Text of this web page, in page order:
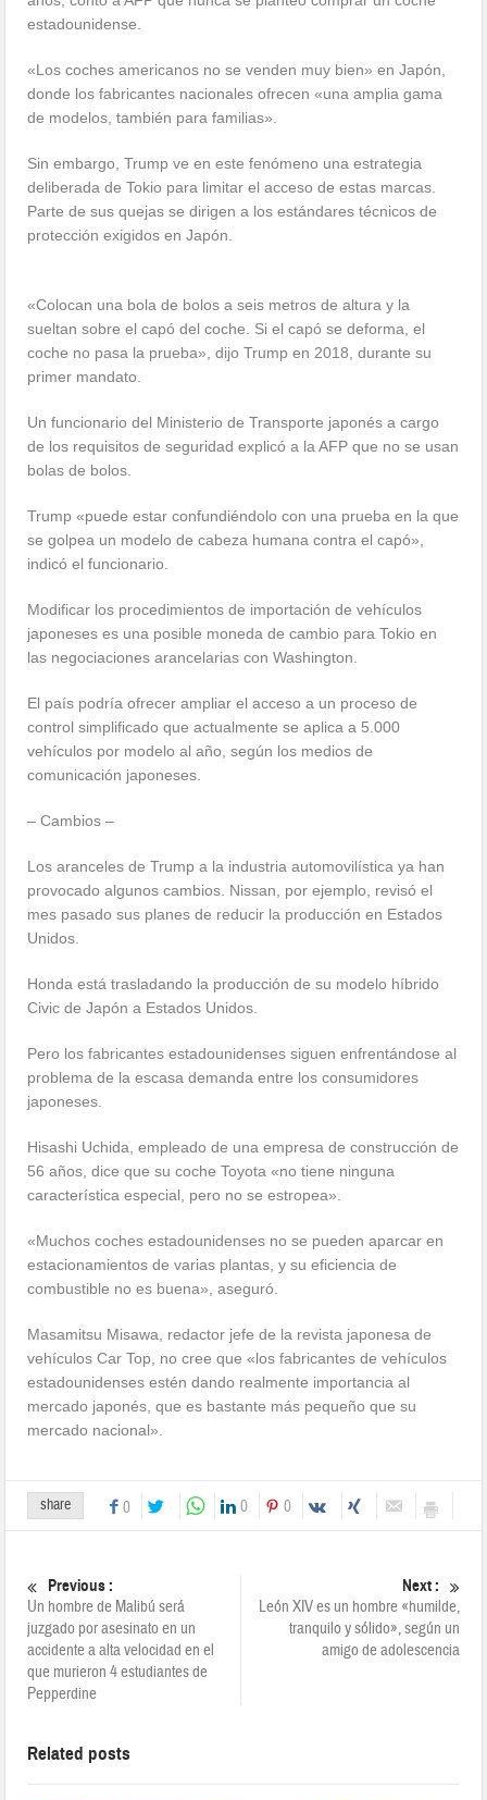
estadounidense.
«Los coches americanos no se venden muy bien» en Japón,
donde los fabricantes nacionales ofrecen «una amplia gama
de modelos, también para familias».
Sin embargo, Trump ve en este fenómeno una estrategia
deliberada de Tokio para limitar el acceso de estas marcas.
Parte de sus quejas se dirigen a los estándares técnicos de
protección exigidos en Japón.
«Colocan una bola de bolos a seis metros de altura y la
sueltan sobre el capó del coche. Si el capó se deforma, el
coche no pasa la prueba», dijo Trump en 2018, durante su
primer mandato.
Un funcionario del Ministerio de Transporte japonés a cargo
de los requisitos de seguridad explicó a la AFP que no se usan
bolas de bolos.
Trump «puede estar confundiéndolo con una prueba en la que
se golpea un modelo de cabeza humana contra el capó»,
indicó el funcionario.
Modificar los procedimientos de importación de vehículos
japoneses es una posible moneda de cambio para Tokio en
las negociaciones arancelarias con Washington.
El país podría ofrecer ampliar el acceso a un proceso de
control simplificado que actualmente se aplica a 5.000
vehículos por modelo al año, según los medios de
comunicación japoneses.
– Cambios –
Los aranceles de Trump a la industria automovilística ya han
provocado algunos cambios. Nissan, por ejemplo, revisó el
mes pasado sus planes de reducir la producción en Estados
Unidos.
Honda está trasladando la producción de su modelo híbrido
Civic de Japón a Estados Unidos.
Pero los fabricantes estadounidenses siguen enfrentándose al
problema de la escasa demanda entre los consumidores
japoneses.
Hisashi Uchida, empleado de una empresa de construcción de
56 años, dice que su coche Toyota «no tiene ninguna
característica especial, pero no se estropea».
«Muchos coches estadounidenses no se pueden aparcar en
estacionamientos de varias plantas, y su eficiencia de
combustible no es buena», aseguró.
Masamitsu Misawa, redactor jefe de la revista japonesa de
vehículos Car Top, no cree que «los fabricantes de vehículos
estadounidenses estén dando realmente importancia al
mercado japonés, que es bastante más pequeño que su
mercado nacional».
share 0 0 0
Previous :
Un hombre de Malibú será
juzgado por asesinato en un
accidente a alta velocidad en el
que murieron 4 estudiantes de
Pepperdine
Next :
León XIV es un hombre «humilde,
tranquilo y sólido», según un
amigo de adolescencia
Related posts